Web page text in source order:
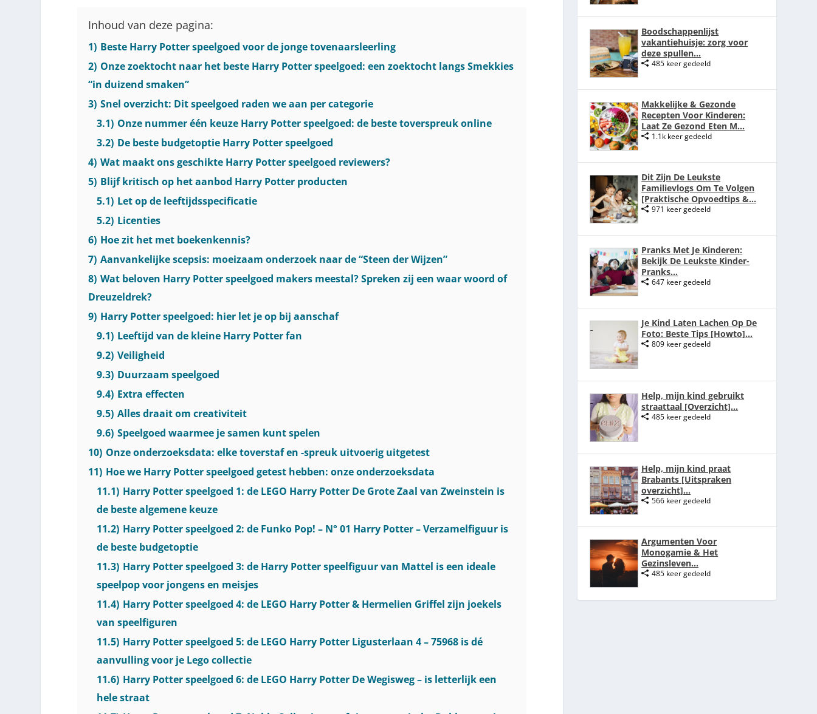
Inhoud van deze pagina:
1) Beste Harry Potter speelgoed voor de jonge tovenaarsleerling
2) Onze zoektocht naar het beste Harry Potter speelgoed: een zoektocht langs Smekkies
“in duizend smaken”
3) Snel overzicht: Dit speelgoed raden we aan per categorie
3.1) Onze nummer één keuze Harry Potter speelgoed: de beste toverspreuk online
3.2) De beste budgetoptie Harry Potter speelgoed
4) Wat maakt ons geschikte Harry Potter speelgoed reviewers?
5) Blijf kritisch op het aanbod Harry Potter producten
5.1) Let op de leeftijdsspecificatie
5.2) Licenties
6) Hoe zit het met boekenkennis?
7) Aanvankelijke scepsis: moeizaam onderzoek naar de “Steen der Wijzen”
8) Wat beloven Harry Potter speelgoed makers meestal? Spreken zij een waar woord of
Dreuzeldrek?
9) Harry Potter speelgoed: hier let je op bij aanschaf
9.1) Leeftijd van de kleine Harry Potter fan
9.2) Veiligheid
9.3) Duurzaam speelgoed
9.4) Extra effecten
9.5) Alles draait om creativiteit
9.6) Speelgoed waarmee je samen kunt spelen
10) Onze onderzoeksdata: elke toverstaf en -spreuk uitvoerig uitgetest
11) Hoe we Harry Potter speelgoed getest hebben: onze onderzoeksdata
11.1) Harry Potter speelgoed 1: de LEGO Harry Potter De Grote Zaal van Zweinstein is
de beste algemene keuze
11.2) Harry Potter speelgoed 2: de Funko Pop! – N° 01 Harry Potter – Verzamelfiguur is
de beste budgetoptie
11.3) Harry Potter speelgoed 3: de Harry Potter speelfiguur van Mattel is een ideale
speelpop voor jongens en meisjes
11.4) Harry Potter speelgoed 4: de LEGO Harry Potter & Hermelien Griffel zijn joekels
van speelfiguren
11.5) Harry Potter speelgoed 5: de LEGO Harry Potter Ligusterlaan 4 – 75968 is dé
aanvulling voor je Lego collectie
11.6) Harry Potter speelgoed 6: de LEGO Harry Potter De Wegisweg – is letterlijk een
hele straat
Boodschappenlijst
vakantiehuisje: zorg voor
deze spullen...
485 keer gedeeld
Makkelijke & Gezonde
Recepten Voor Kinderen:
Laat Ze Gezond Eten M...
1.1k keer gedeeld
Dit Zijn De Leukste
Familievlogs Om Te Volgen
[Praktische Opvoedtips &...
971 keer gedeeld
Pranks Met Je Kinderen:
Bekijk De Leukste Kinder-
Pranks...
647 keer gedeeld
Je Kind Laten Lachen Op De
Foto: Beste Tips [Howto]...
809 keer gedeeld
Help, mijn kind gebruikt
straattaal [Overzicht]...
485 keer gedeeld
Help, mijn kind praat
Brabants [Uitspraken
overzicht]...
566 keer gedeeld
Argumenten Voor
Monogamie & Het
Gezinsleven...
485 keer gedeeld